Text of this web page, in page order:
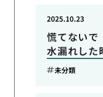
慌てないで
水漏れした
2025.10.23
未分類